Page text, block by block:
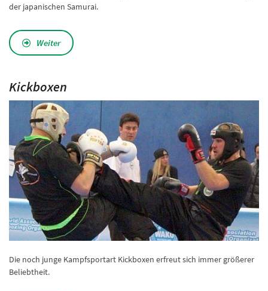
der japanischen Samurai.
Weiter
Kickboxen
Die noch junge Kampfsportart Kickboxen erfreut sich immer größerer
Beliebtheit.